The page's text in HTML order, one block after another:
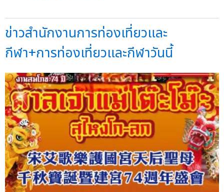
ข่าวสำนักงานการท่องเที่ยวและ
กีฬา+การท่องเที่ยวและกีฬาวันนี้